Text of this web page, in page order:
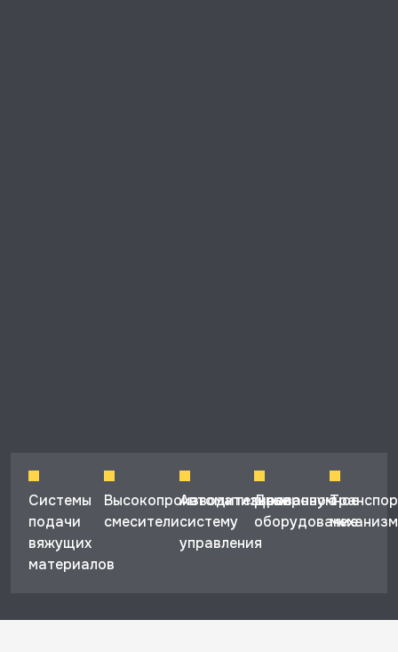
Системы
подачи
вяжущих
материалов
Высокопроизводительные
смесители
Автоматизированную
систему
управления
Дозировочное
оборудование